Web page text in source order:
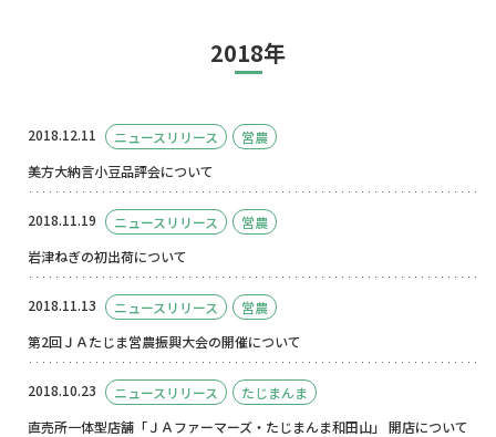
2018年
2018.12.11 ニュースリリース
営農
美方大納言小豆品評会について
2018.11.19 ニュースリリース
営農
岩津ねぎの初出荷について
2018.11.13 ニュースリリース
営農
第2回ＪＡたじま営農振興大会の開催について
2018.10.23 ニュースリリース
たじまんま
直売所一体型店舗「ＪＡファーマーズ・たじまんま和田山」 開店について